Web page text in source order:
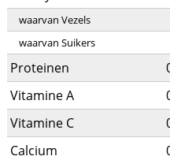
waarvan Vezels
waarvan Suikers
Proteinen
Vitamine A
Vitamine C
Calcium